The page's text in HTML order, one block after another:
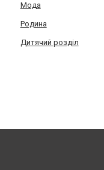
Мода
Родина
Дитячий розділ